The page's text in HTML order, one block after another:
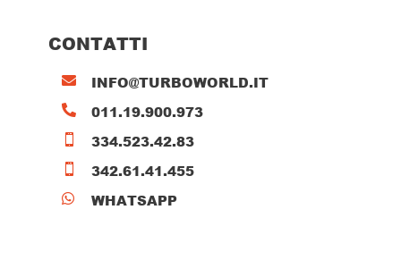
CONTATTI
 INFO@TURBOWORLD.IT
 011.19.900.973
 334.523.42.83
 342.61.41.455
 WHATSAPP